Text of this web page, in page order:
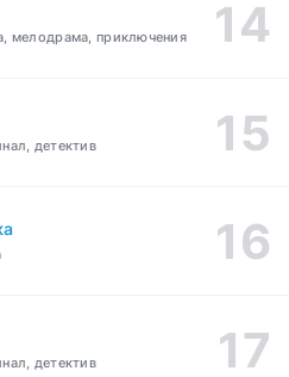
мелодрама, приключения
детектив
детектив